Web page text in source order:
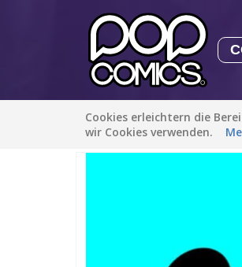
Cookies erleichtern die
wir Cookies verwenden.
Alle Stories / Stück des Lebens /